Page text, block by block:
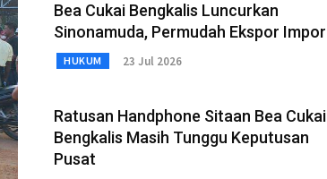
Bea Cukai Bengkalis Luncurkan
Sinonamuda, Permudah Ekspor Impor
HUKUM 23 Jul 2026
Ratusan Handphone Sitaan Bea Cukai
Bengkalis Masih Tunggu Keputusan
Pusat